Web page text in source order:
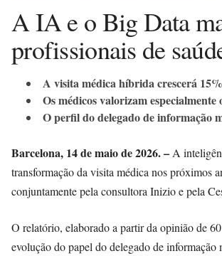
A IA e o Big Data
profissionais de
A visita médica híbrida crescerá
Os médicos valorizam
O perfil do delegado de informação
Barcelona, 14 de maio de 2026. –A
transformação da visita médica nos próximos
conjuntamente pela consultora Inizio e pela
O relatório, elaborado a partir da opinião de
evolução do papel do delegado de